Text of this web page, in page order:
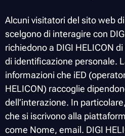
Alcuni visitatori del sito web di
scelgono di interagire con
richiedono a DIGI HELICON
di identificazione personale.
informazioni che iED
HELICON) raccoglie
dell’interazione. In
che si iscrivono alla
come Nome, email. DIGI